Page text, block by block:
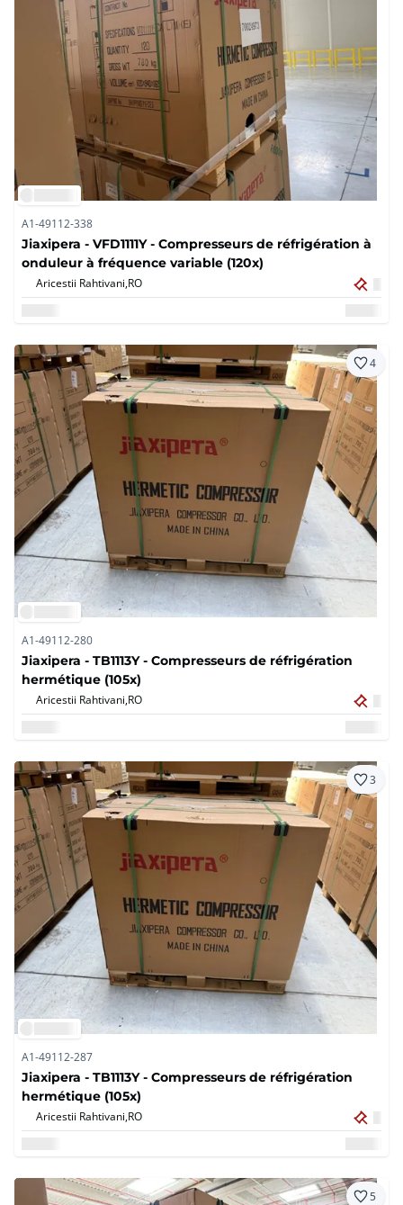
A1-49112-338
Jiaxipera - VFD1111Y - Compresseurs de réfrigération à
onduleur à fréquence variable (120x)
Aricestii Rahtivani,RO
4
A1-49112-280
Jiaxipera - TB1113Y - Compresseurs de réfrigération
hermétique (105x)
Aricestii Rahtivani,RO
3
A1-49112-287
Jiaxipera - TB1113Y - Compresseurs de réfrigération
hermétique (105x)
Aricestii Rahtivani,RO
5